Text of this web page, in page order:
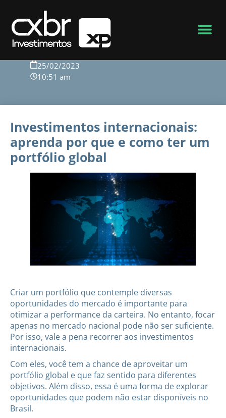
Voltar para o blog
25/02/2023
10:51 am
Investimentos internacionais:
aprenda por que e como ter um
portfólio global
Criar um portfólio que contemple diversas
oportunidades do mercado é importante para
otimizar a performance da carteira. No entanto, focar
apenas no mercado nacional pode não ser suficiente.
Por isso, vale a pena recorrer aos investimentos
internacionais.
Com eles, você tem a chance de aproveitar um
portfólio global e que faz sentido para diferentes
objetivos. Além disso, essa é uma forma de explorar
oportunidades que podem não estar disponíveis no
Brasil.